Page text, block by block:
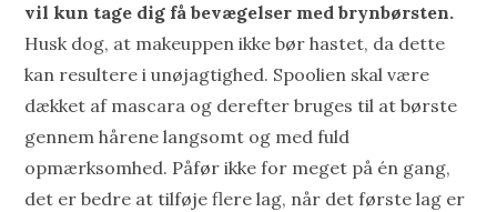
vil kun tage dig få bevægelser med brynbørsten.
Husk dog, at makeuppen ikke bør hastet, da dette
kan resultere i unøjagtighed. Spoolien skal være
dækket af mascara og derefter bruges til at børste
gennem hårene langsomt og med fuld
opmærksomhed. Påfør ikke for meget på én gang,
det er bedre at tilføje flere lag, når det første lag er